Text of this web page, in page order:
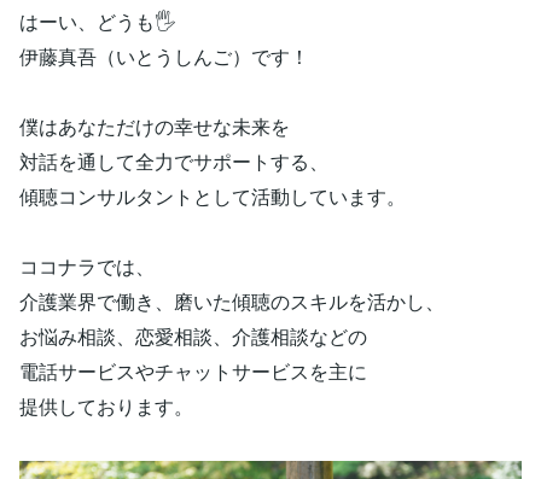
はーい、どうも🖐️
伊藤真吾（いとうしんご）です！
僕はあなただけの幸せな未来を
対話を通して全力でサポートする、
傾聴コンサルタントとして活動しています。
ココナラでは、
介護業界で働き、磨いた傾聴のスキルを活かし、
お悩み相談、恋愛相談、介護相談などの
電話サービスやチャットサービスを主に
提供しております。